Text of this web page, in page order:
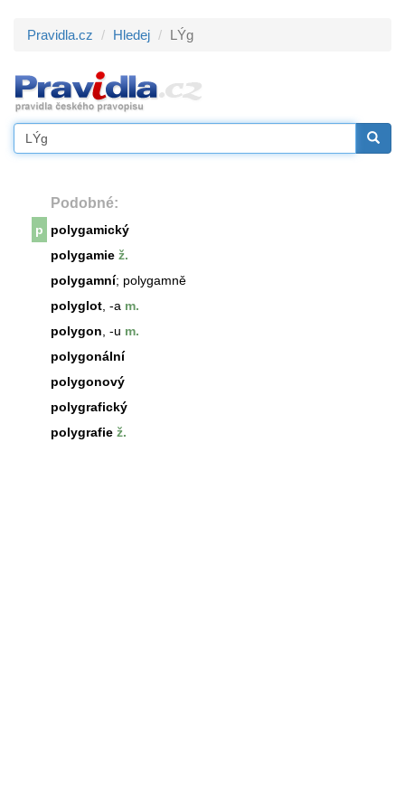
Pravidla.cz Hledej LÝg
Podobné:
p
polygamický
polygamie ž.
polygamní; polygamně
polyglot , -a m.
polygon , -u m.
polygonální
polygonový
polygrafický
polygrafie ž.